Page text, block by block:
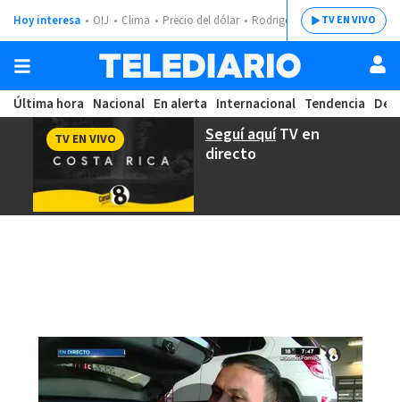
Hoy interesa OIJ Clima Precio del dólar Rodrigo ChavesTV EN VIVO
Última hora Nacional En alerta Internacional Tendencia
Seguí aquíTV en
directo
TV EN VIVO